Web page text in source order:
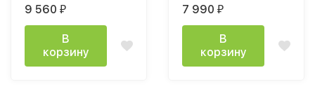
MF03
9 560 ₽
В
корзину
айриш
7 990 ₽
В
корзину